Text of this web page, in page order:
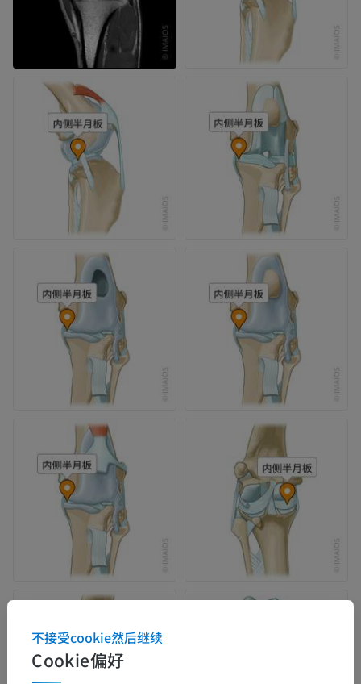
Cookie偏好
不接受cookie然后继续